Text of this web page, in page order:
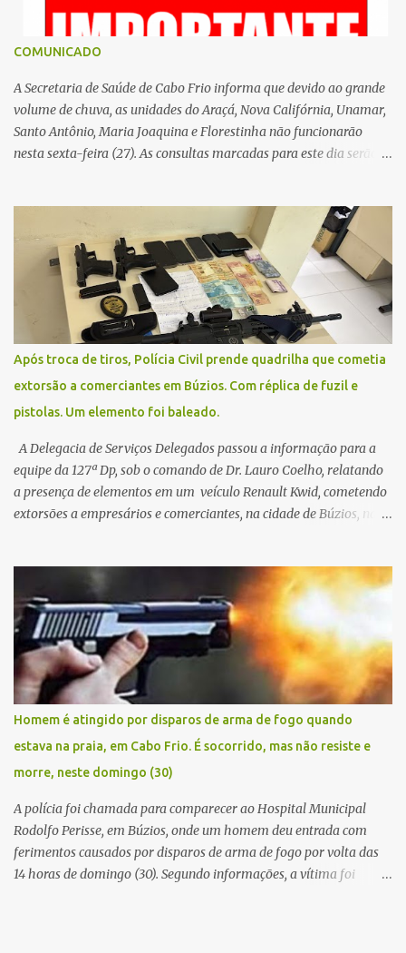
COMUNICADO
A Secretaria de Saúde de Cabo Frio informa que devido ao grande
volume de chuva, as unidades do Araçá, Nova Califórnia, Unamar,
Santo Antônio, Maria Joaquina e Florestinha não funcionarão
nesta sexta-feira (27). As consultas marcadas para este dia serão
Contamos com a compreensão de toda população, pois se trata de
uma situação climática que foge ao controle da administração
pública.
Após troca de tiros, Polícia Civil prende quadrilha que cometia
extorsão a comerciantes em Búzios. Com réplica de fuzil e
pistolas. Um elemento foi baleado.
A Delegacia de Serviços Delegados passou a informação para a
equipe da 127ª Dp, sob o comando de Dr. Lauro Coelho, relatando
a presença de elementos em um veículo Renault Kwid, cometendo
extorsões a empresários e comerciantes, na cidade de Búzios, na
fugir da cidade Buziana. Um dos detidos é policial civil e este foi
baleado na perna na troca de tiros . Na ocorrência, três armas,
pistolas e uma réplica de fuzil, foram apreendidas. O homem
baleado foi identificado como Claudio Bastos, conhecido no meio
político.
Homem é atingido por disparos de arma de fogo quando
estava na praia, em Cabo Frio. É socorrido, mas não resiste e
morre, neste domingo (30)
A polícia foi chamada para comparecer ao Hospital Municipal
Rodolfo Perisse, em Búzios, onde um homem deu entrada com
ferimentos causados por disparos de arma de fogo por volta das
14 horas de domingo (30). Segundo informações, a vítima foi